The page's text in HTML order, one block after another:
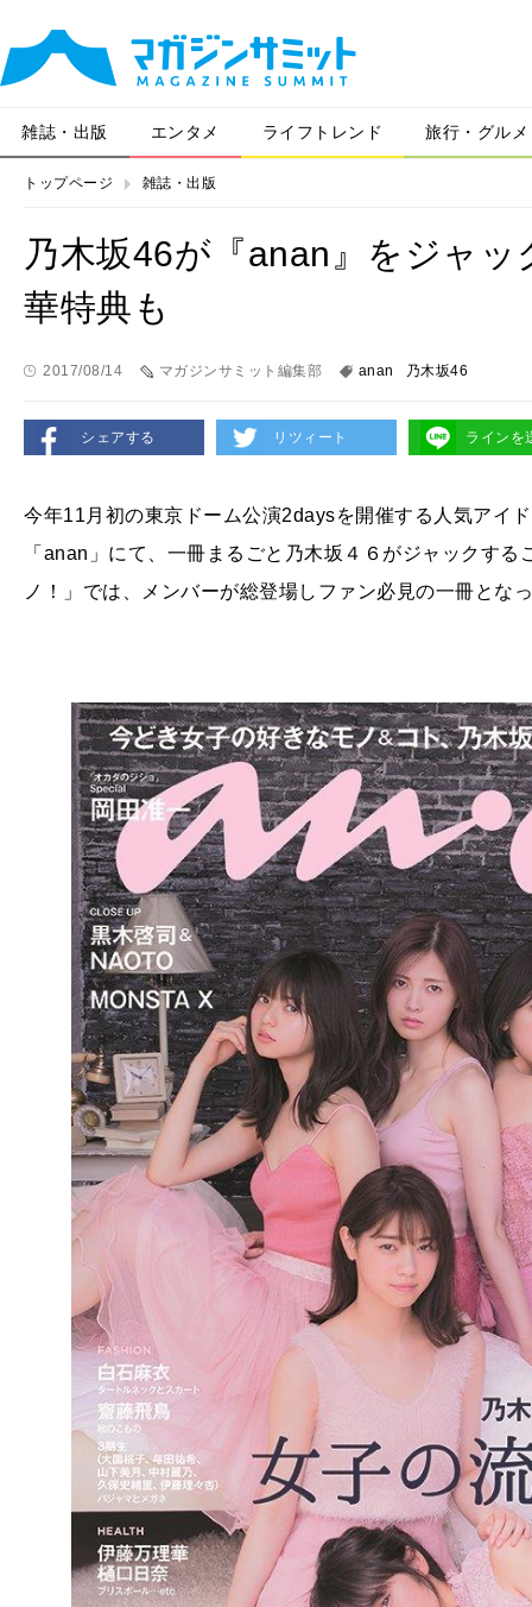
雑誌・出版 エンタメ ライフトレンド 旅行・グルメ
トップページ 雑誌・出版
乃木坂46が『anan』をジャ
華特典も
2017/08/14 マガジンサミット編集部 anan 乃木坂46
シェアする リツィート ラインを
今年11月初の東京ドーム公演2daysを開催する人気アイ
「anan」にて、一冊まるごと乃木坂４６がジャックす
ノ！」では、
メンバーが総登場しファン必見の一冊とな